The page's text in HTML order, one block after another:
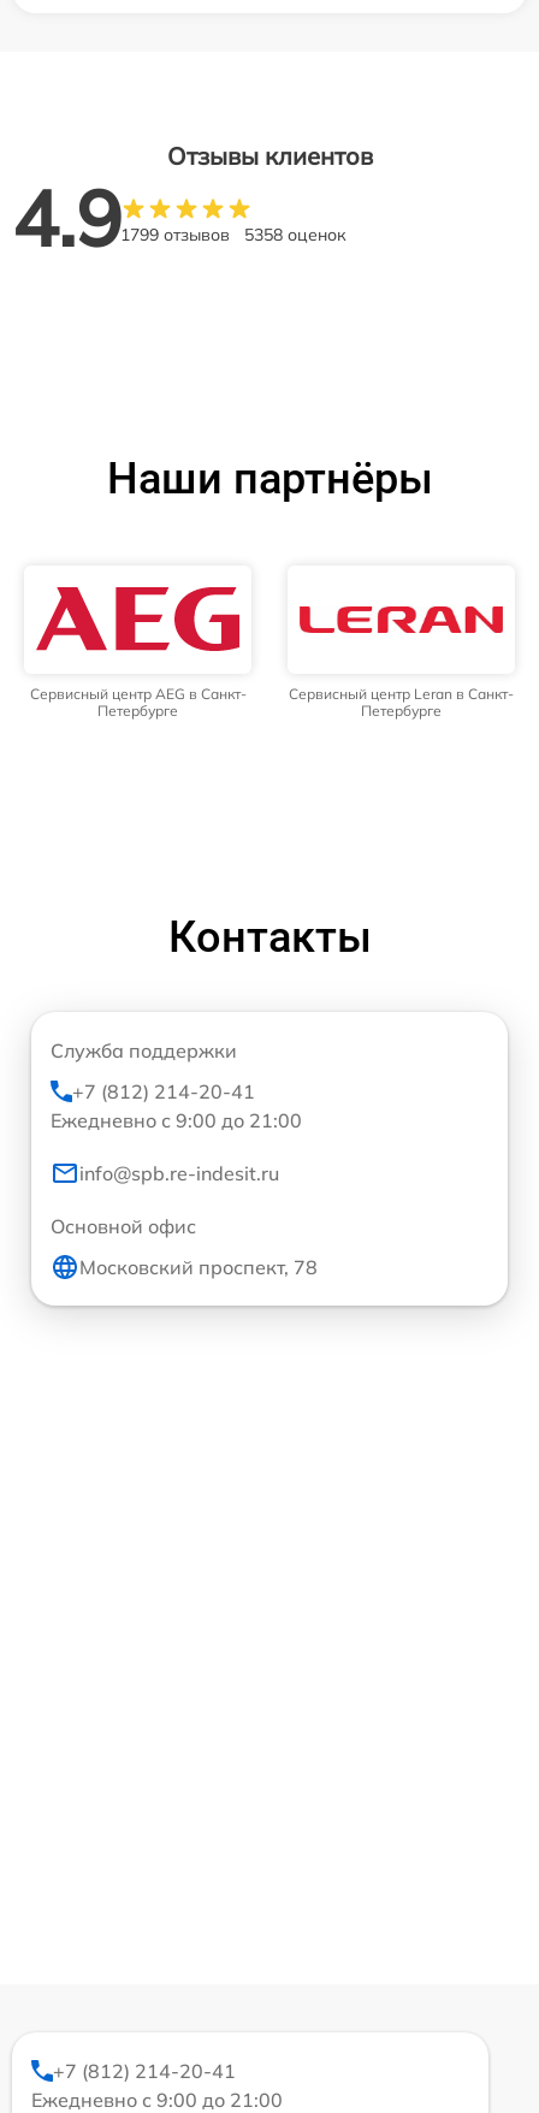
Отзывы клиентов
4.91799 отзывов 5358 оценок
Наши партнёры
Сервисный центр AEG в Санкт-
Петербурге
Сервисный центр Leran в Санкт-
Петербурге
Контакты
Служба поддержки
+7 (812) 214-20-41
Ежедневно с 9:00 до 21:00
info@spb.re-indesit.ru
Основной офис
Московский проспект, 78
+7 (812) 214-20-41
Ежедневно с 9:00 до 21:00